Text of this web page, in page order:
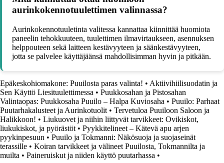
aurinkokennotuulettimen valinnassa?
Aurinkokennotuuletinta valitessa kannattaa kiinnittää huomiota
paneelin tehokkuuteen, tuulettimen ilmavirtaukseen, asennuksen
helppouteen sekä laitteen kestävyyteen ja säänkestävyyteen,
jotta se palvelee käyttäjäänsä mahdollisimman hyvin ja pitkään.
Epäkeskohiomakone: Puuilosta paras valinta! • Aktiivihiilisuodatin ja
Sen Käyttö Liesituulettimessa • Puukkosahan ja Pistosahan
Valintaopas: Puukkosaha Puuilo – Halpa Kuviosaha • Puuilo: Parhaat
Puutarhakalusteet ja Aurinkotuolit • Tervetuloa Puuiloon Saloon ja
Halikkoon! • Liukuovet ja niihin liittyvät tarvikkeet: Ovikiskot,
liukukiskot, ja pyörästöt • Pyykkitelineet – Kätevä apu arjen
pyykinpesuun • Puuilo ja Tokmanni: Näkösuoja ja suojaseinät
terassille • Koiran tarvikkeet ja välineet Puuilosta, Tokmannilta ja
muilta • Paineruiskut ja niiden käyttö puutarhassa •